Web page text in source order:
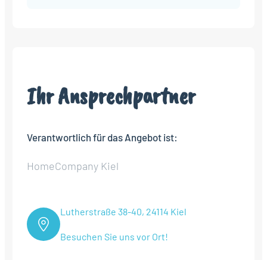
Ihr Ansprechpartner
Verantwortlich für das Angebot ist:
HomeCompany Kiel
Lutherstraße 38-40, 24114 Kiel
Besuchen Sie uns vor Ort!